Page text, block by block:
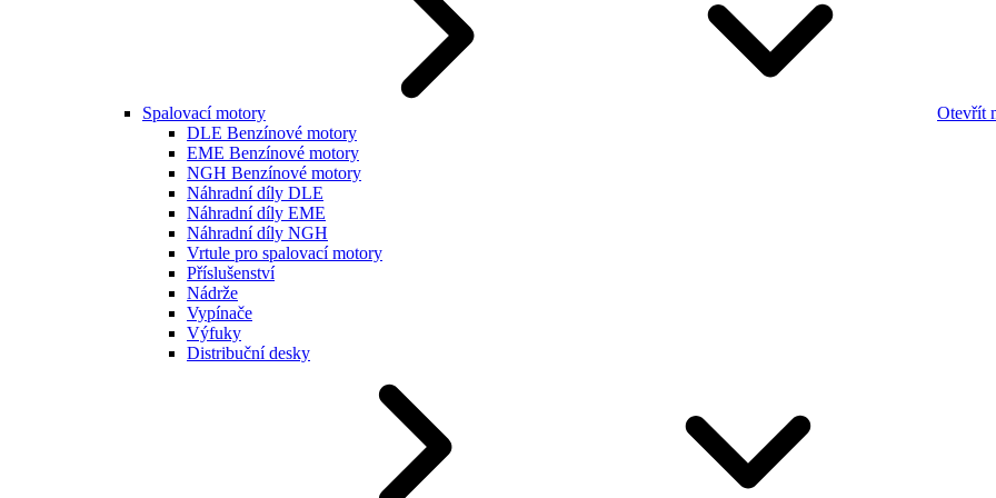
Spalovací motory
Otevřít
DLE Benzínové motory
EME Benzínové motory
NGH Benzínové motory
Náhradní díly DLE
Náhradní díly EME
Náhradní díly NGH
Vrtule pro spalovací motory
Příslušenství
Nádrže
Vypínače
Výfuky
Distribuční desky